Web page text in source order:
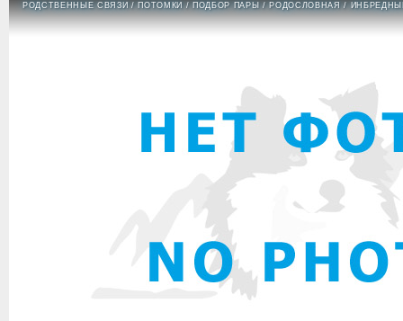
РОДСТВЕННЫЕ СВЯЗИ /ПОТОМКИ /ПОДБОР ПАРЫ /РОДОСЛОВНАЯ /